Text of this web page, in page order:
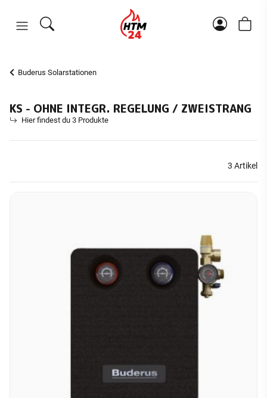
Buderus Solarstationen
KS - OHNE INTEGR. REGELUNG / ZWEISTRANG
Hier findest du 3 Produkte
3 Artikel